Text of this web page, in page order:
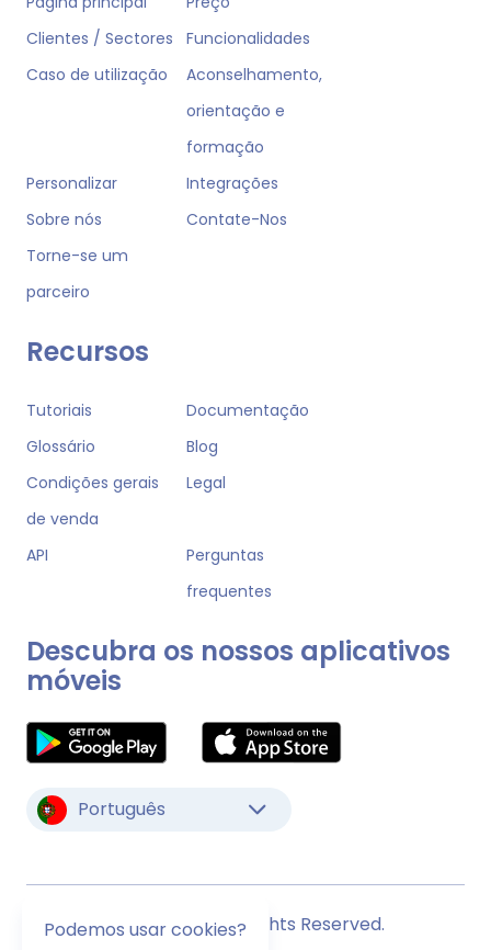
Clientes / Sectores
Funcionalidades
Caso de utilização
Aconselhamento,
orientação e
formação
Personalizar
Integrações
Sobre nós
Contate-Nos
Torne-se um
parceiro
Recursos
Tutoriais
Documentação
Glossário
Blog
Condições gerais
de venda
Legal
API
Perguntas
frequentes
Descubra os nossos aplicativos
móveis
Português
© Monstock. All Rights Reserved.
Podemos usar cookies?